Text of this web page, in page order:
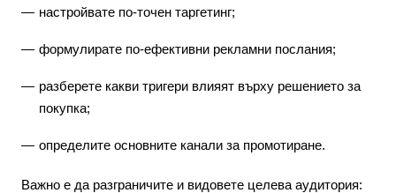
настройвате по-точен таргетинг;
формулирате по-ефективни рекламни послания;
разберете какви тригери влияят върху решението за
покупка;
определите основните канали за промотиране.
Важно е да разграничите и видовете целева аудитория: